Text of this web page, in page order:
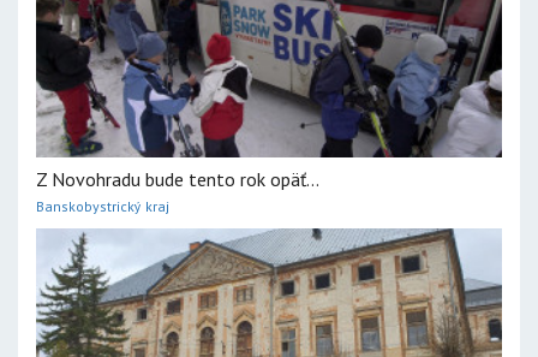
Z Novohradu bude tento rok opäť...
Banskobystrický kraj